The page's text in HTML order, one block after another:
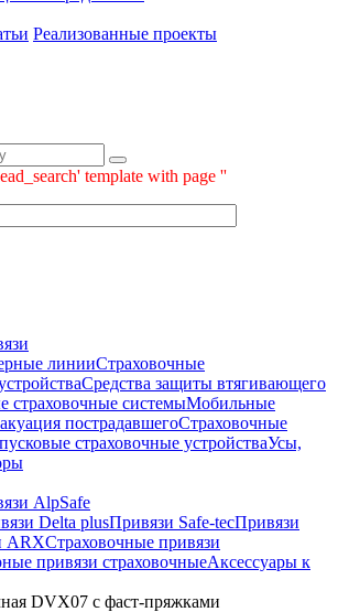
Реализованные проекты
template with page ''
линииСтраховочные
Средства защиты втягивающего
страховочные системыМобильные
пострадавшегоСтраховочные
страховочные устройстваУсы,
AlpSafe
Delta plusПривязи Safe-tecПривязи
ARXСтраховочные привязи
привязи страховочныеАксессуары к
DVX07 с фаст-пряжками